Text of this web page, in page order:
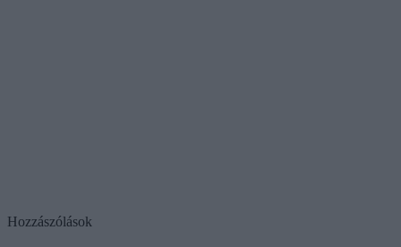
Hozzászólások